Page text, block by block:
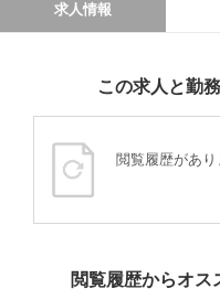
求人情報
この求人と勤
閲覧履歴があ
閲覧履歴からオス